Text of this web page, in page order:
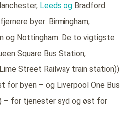
Leeds og Bradford.
byer: Birmingham,
og Nottingham. De to vigtigste
Square Bus Station,
Street Railway train station))
for byen – og Liverpool One Bus
– for tjenester syd og øst for